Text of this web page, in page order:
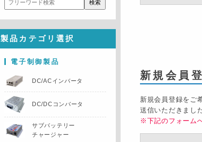
新規会員
新規会員登録をご
送信いただきまし
※下記のフォーム
製品カテゴリ選択
電子制御製品
DC/ACインバータ
DC/DCコンバータ
サブバッテリー
チャージャー